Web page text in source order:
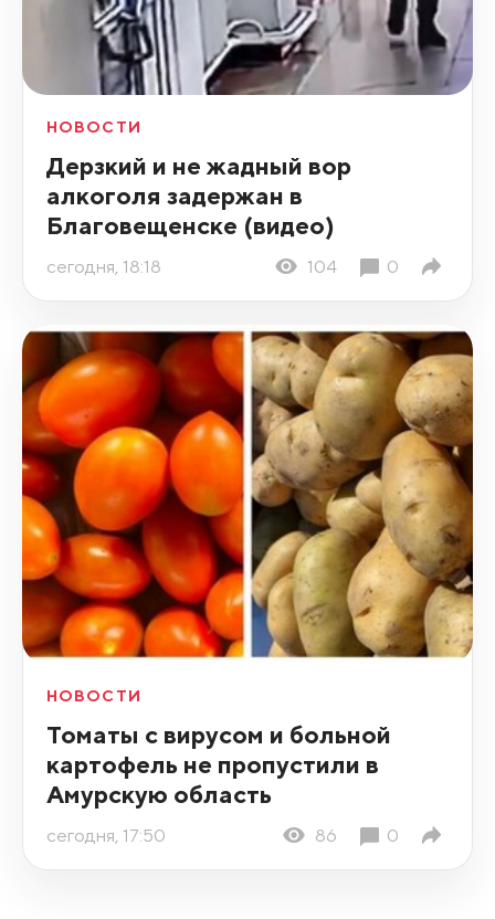
НОВОСТИ
Дерзкий и не жадный вор
алкоголя задержан в
Благовещенске (видео)
сегодня, 18:18 104 0
НОВОСТИ
Томаты с вирусом и больной
картофель не пропустили в
Амурскую область
сегодня, 17:50 86 0